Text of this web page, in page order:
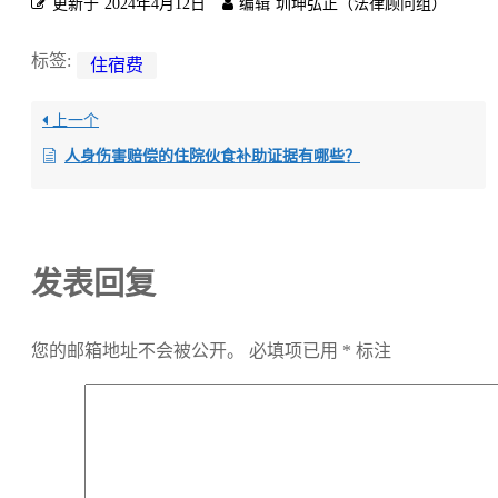
更新于 2024年4月12日 编辑 圳坤弘正（法律顾问组）
标签: 住宿费
上一个
人身伤害赔偿的住院伙食补助证据有哪些？
发表回复
您的邮箱地址不会被公开。 必填项已用 * 标注